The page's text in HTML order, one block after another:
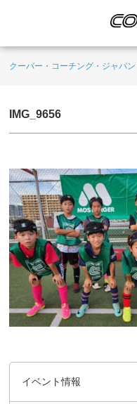
クーバー・コーチング・ジャパン
IMG_9656
イベント情報